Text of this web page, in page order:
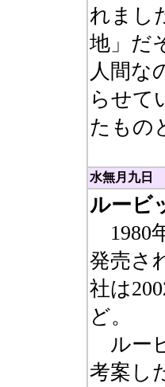
れまし
地」だ
人間な
らせて
たもの
水無月九日
ルービ
1980
発売さ
社は
ど。
ルー
考案し